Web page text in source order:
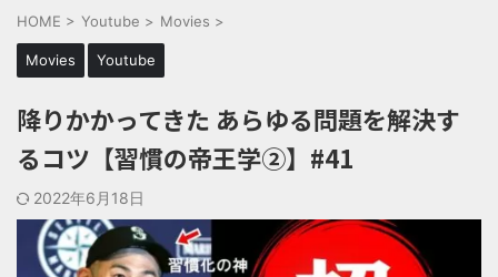
HOME > Youtube > Movies >
Movies Youtube
降りかかってきた あらゆる問題を解決す
るコツ【習慣の帝王学②】#41
2022年6月18日